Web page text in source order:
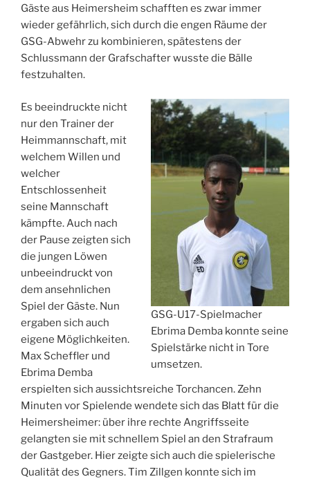
Gäste aus Heimersheim schafften es zwar immer
wieder gefährlich, sich durch die engen Räume der
GSG-Abwehr zu kombinieren, spätestens der
Schlussmann der Grafschafter wusste die Bälle
festzuhalten.
GSG-U17-Spielmacher
Ebrima Demba konnte seine
Spielstärke nicht in Tore
umsetzen.
Es beeindruckte nicht
nur den Trainer der
Heimmannschaft, mit
welchem Willen und
welcher
Entschlossenheit
seine Mannschaft
kämpfte. Auch nach
der Pause zeigten sich
die jungen Löwen
unbeeindruckt von
dem ansehnlichen
Spiel der Gäste. Nun
ergaben sich auch
eigene Möglichkeiten.
Max Scheffler und
Ebrima Demba
erspielten sich aussichtsreiche Torchancen. Zehn
Minuten vor Spielende wendete sich das Blatt für die
Heimersheimer: über ihre rechte Angriffsseite
gelangten sie mit schnellem Spiel an den Strafraum
der Gastgeber. Hier zeigte sich auch die spielerische
Qualität des Gegners. Tim Zillgen konnte sich im